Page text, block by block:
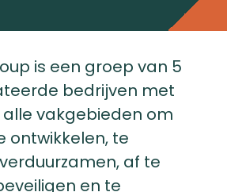
is een groep van 5
bedrijven met
vakgebieden om
ontwikkelen, te
af te
en te